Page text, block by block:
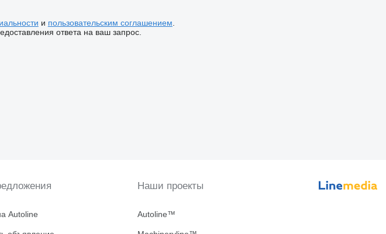
и пользовательским соглашением
ответа на ваш запрос.
Autoline
Наши проекты
Autoline™